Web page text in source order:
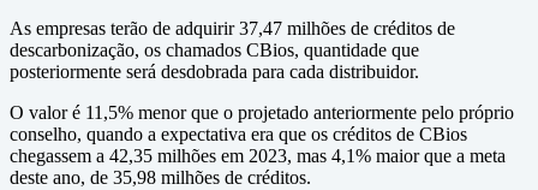
As empresas terão de adquirir 37,47 milhões de créditos de
descarbonização, os chamados CBios, quantidade que
posteriormente será desdobrada para cada distribuidor.
O valor é 11,5% menor que o projetado anteriormente pelo próprio
conselho, quando a expectativa era que os créditos de CBios
chegassem a 42,35 milhões em 2023, mas 4,1% maior que a meta
deste ano, de 35,98 milhões de créditos.